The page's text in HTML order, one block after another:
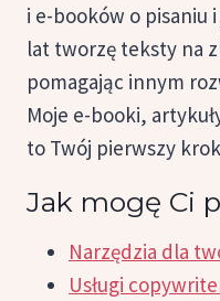
i e-booków o pisaniu
lat tworzę teksty na
pomagając innym
Moje e-booki,
to Twój pierwszy
Jak mogę Ci
Narzędzia dla
Usługi